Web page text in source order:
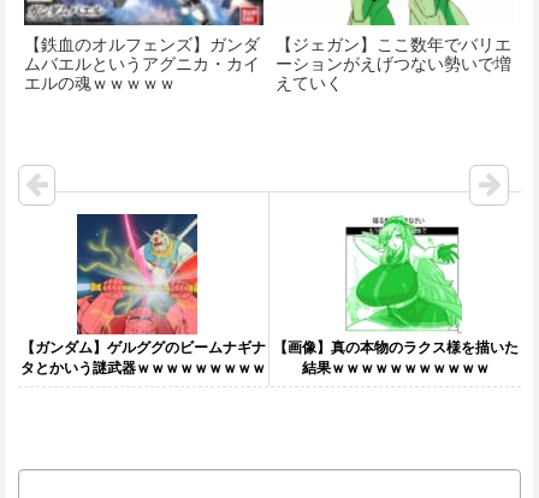
【鉄血のオルフェンズ】ガンダ
ムバエルというアグニカ・カイ
エルの魂ｗｗｗｗｗ
【ジェガン】ここ数年でバリエ
ーションがえげつない勢いで増
えていく
【ガンダム】ゲルググのビームナギナ
タとかいう謎武器ｗｗｗｗｗｗｗｗｗ
【画像】真の本物のラクス様を描いた
結果ｗｗｗｗｗｗｗｗｗｗｗ